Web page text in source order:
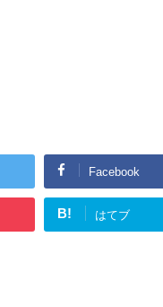
Facebook
B! はてブ